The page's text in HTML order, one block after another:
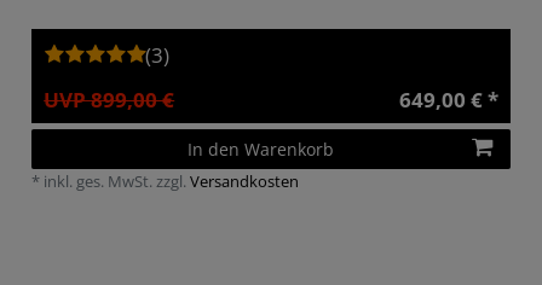
(3)
UVP 899,00 €
649,00 € *
In den Warenkorb
* inkl. ges. MwSt. zzgl.Versandkosten